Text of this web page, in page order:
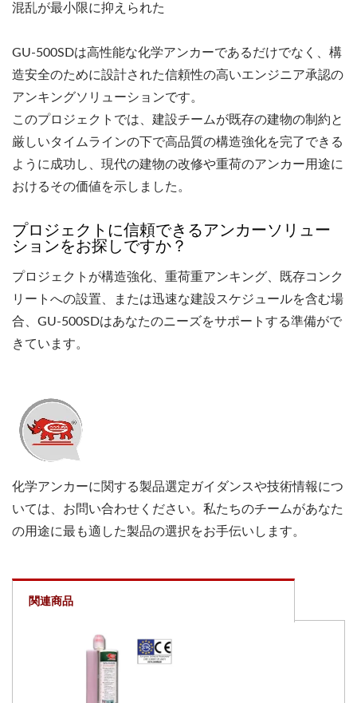
混乱が最小限に抑えられた
GU-500SDは高性能な化学アンカーであるだけでなく、構
造安全のために設計された信頼性の高いエンジニア承認の
アンキングソリューションです。
このプロジェクトでは、建設チームが既存の建物の制約と
厳しいタイムラインの下で高品質の構造強化を完了できる
ように成功し、現代の建物の改修や重荷のアンカー用途に
おけるその価値を示しました。
プロジェクトに信頼できるアンカーソリュー
ションをお探しですか？
プロジェクトが構造強化、重荷重アンキング、既存コンク
リートへの設置、または迅速な建設スケジュールを含む場
合、GU-500SDはあなたのニーズをサポートする準備がで
きています。
化学アンカーに関する製品選定ガイダンスや技術情報につ
いては、お問い合わせください。私たちのチームがあなた
の用途に最も適した製品の選択をお手伝いします。
関連商品